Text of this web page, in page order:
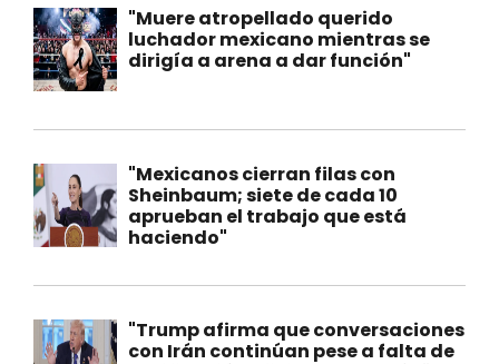
"Muere atropellado querido
luchador mexicano mientras se
dirigía a arena a dar función"
"Mexicanos cierran filas con
Sheinbaum; siete de cada 10
aprueban el trabajo que está
haciendo"
"Trump afirma que conversaciones
con Irán continúan pese a falta de